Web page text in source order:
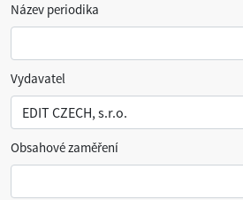
Název periodika
Vydavatel
Obsahové zaměření